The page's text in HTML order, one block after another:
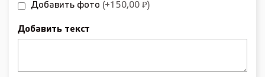
Добавить фото (+150,00 ₽)
Добавить текст